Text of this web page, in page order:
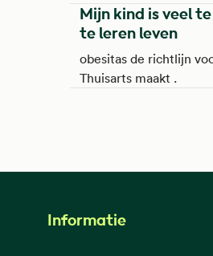
Mijn kind is veel
te leren leven
obesitas de richtlijn
Thuisarts maakt .
Informatie